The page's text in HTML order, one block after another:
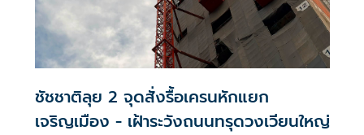
ชัชชาติลุย 2 จุดสั่งรื้อเครนหักแยก
เจริญเมือง - เฝ้าระวังถนนทรุดวงเวียนใหญ่